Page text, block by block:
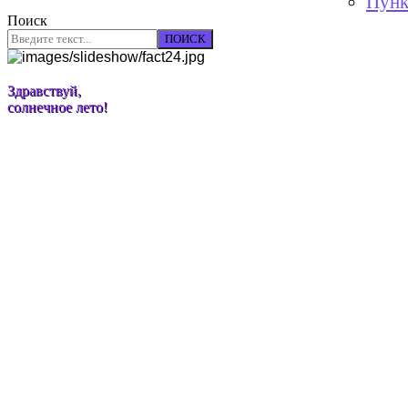
Поиск
ПОИСК
Здравствуй,
солнечное лето!